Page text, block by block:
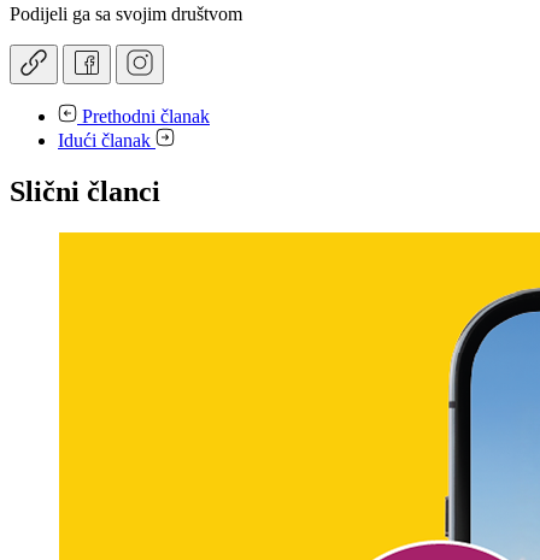
Podijeli ga sa svojim društvom
Prethodni članak
Idući članak
Slični članci